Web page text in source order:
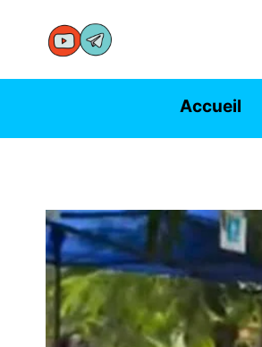
contenu
Accueil